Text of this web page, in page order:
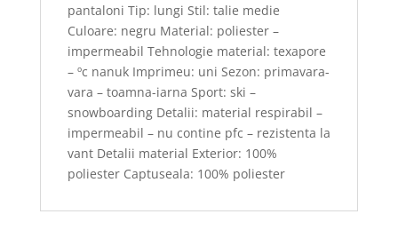
pantaloni Tip: lungi Stil: talie medie
Culoare: negru Material: poliester –
impermeabil Tehnologie material: texapore
– ºc nanuk Imprimeu: uni Sezon: primavara-
vara – toamna-iarna Sport: ski –
snowboarding Detalii: material respirabil –
impermeabil – nu contine pfc – rezistenta la
vant Detalii material Exterior: 100%
poliester Captuseala: 100% poliester